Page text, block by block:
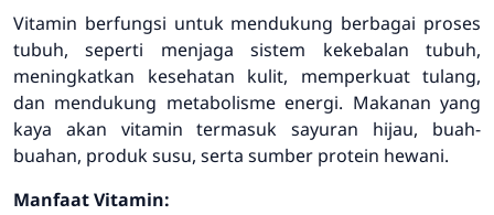
Vitamin berfungsi untuk mendukung berbagai proses
tubuh, seperti menjaga sistem kekebalan tubuh,
meningkatkan kesehatan kulit, memperkuat tulang,
dan mendukung metabolisme energi. Makanan yang
kaya akan vitamin termasuk sayuran hijau, buah-
buahan, produk susu, serta sumber protein hewani.
Manfaat Vitamin: